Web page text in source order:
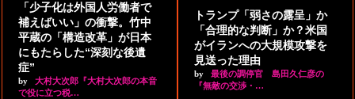
「少子化は外国人労働者で
補えばいい」の衝撃。竹中
平蔵の「構造改革」が日本
にもたらした“深刻な後遺
症”
by
大村大次郎『大村大次郎の本音
で役に立つ税…
トランプ「弱さの露呈」か
「合理的な判断」か？米国
がイランへの大規模攻撃を
見送った理由
by
最後の調停官 島田久仁彦の
『無敵の交渉・…